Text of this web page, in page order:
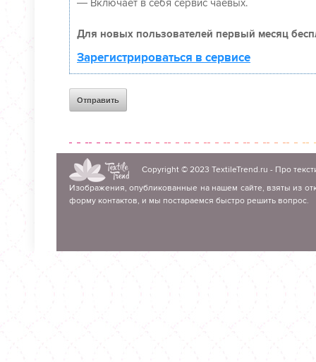
Для новых пользователей первый месяц
Зарегистрироваться в сервисе
Copyright © 2023 TextileTrend.ru - Про
Изображения, опубликованные на нашем сайте, взяты из
форму контактов, и мы постараемся быстро решить вопрос.